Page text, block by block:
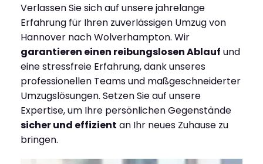
Verlassen Sie sich auf unsere jahrelange
Erfahrung für Ihren zuverlässigen Umzug von
Hannover nach Wolverhampton. Wir
garantieren einen reibungslosen Ablauf und
eine stressfreie Erfahrung, dank unseres
professionellen Teams und maßgeschneiderter
Umzugslösungen. Setzen Sie auf unsere
Expertise, um Ihre persönlichen Gegenstände
sicher und effizient an Ihr neues Zuhause zu
bringen.